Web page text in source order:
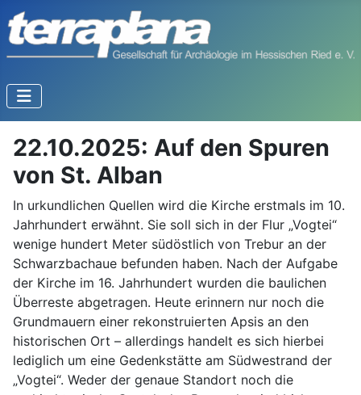
22.10.2025: Auf den Spuren
von St. Alban
In urkundlichen Quellen wird die Kirche erstmals im 10.
Jahrhundert erwähnt. Sie soll sich in der Flur „Vogtei“
wenige hundert Meter südöstlich von Trebur an der
Schwarzbachaue befunden haben. Nach der Aufgabe
der Kirche im 16. Jahrhundert wurden die baulichen
Überreste abgetragen. Heute erinnern nur noch die
Grundmauern einer rekonstruierten Apsis an den
historischen Ort – allerdings handelt es sich hierbei
lediglich um eine Gedenkstätte am Südwestrand der
„Vogtei“. Weder der genaue Standort noch die